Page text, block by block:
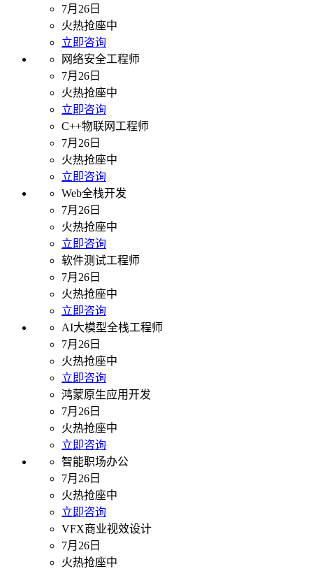
7月26日
火热抢座中
立即咨询
网络安全工程师
7月26日
火热抢座中
立即咨询
C++物联网工程师
7月26日
火热抢座中
立即咨询
Web全栈开发
7月26日
火热抢座中
立即咨询
软件测试工程师
7月26日
火热抢座中
立即咨询
AI大模型全栈工程师
7月26日
火热抢座中
立即咨询
鸿蒙原生应用开发
7月26日
火热抢座中
立即咨询
智能职场办公
7月26日
火热抢座中
立即咨询
VFX商业视效设计
7月26日
火热抢座中